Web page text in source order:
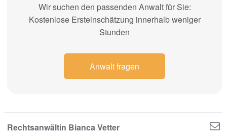
Wir suchen den passenden Anwalt für Sie:
Kostenlose Ersteinschätzung innerhalb weniger
Stunden
Anwalt fragen
Rechtsanwältin Bianca Vetter